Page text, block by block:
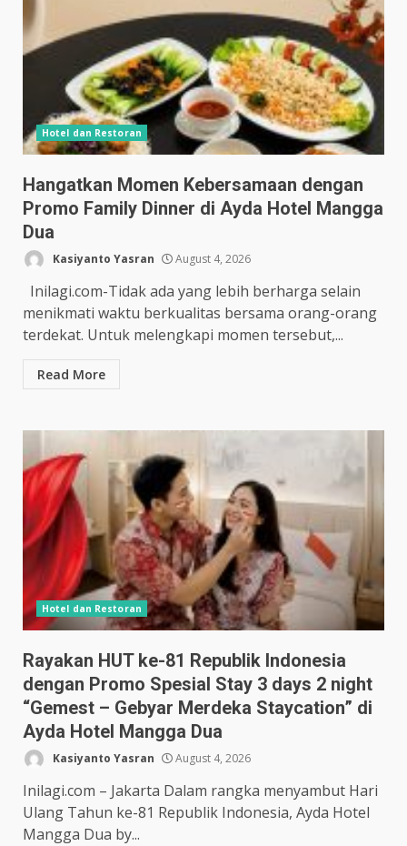
Hotel dan Restoran
Hangatkan Momen Kebersamaan dengan
Promo Family Dinner di Ayda Hotel Mangga
Dua
Kasiyanto Yasran August 4, 2026
Inilagi.com-Tidak ada yang lebih berharga selain
menikmati waktu berkualitas bersama orang-orang
terdekat. Untuk melengkapi momen tersebut,...
Read More
Hotel dan Restoran
Rayakan HUT ke-81 Republik Indonesia
dengan Promo Spesial Stay 3 days 2 night
“Gemest – Gebyar Merdeka Staycation” di
Ayda Hotel Mangga Dua
Kasiyanto Yasran August 4, 2026
Inilagi.com – Jakarta Dalam rangka menyambut Hari
Ulang Tahun ke-81 Republik Indonesia, Ayda Hotel
Mangga Dua by...